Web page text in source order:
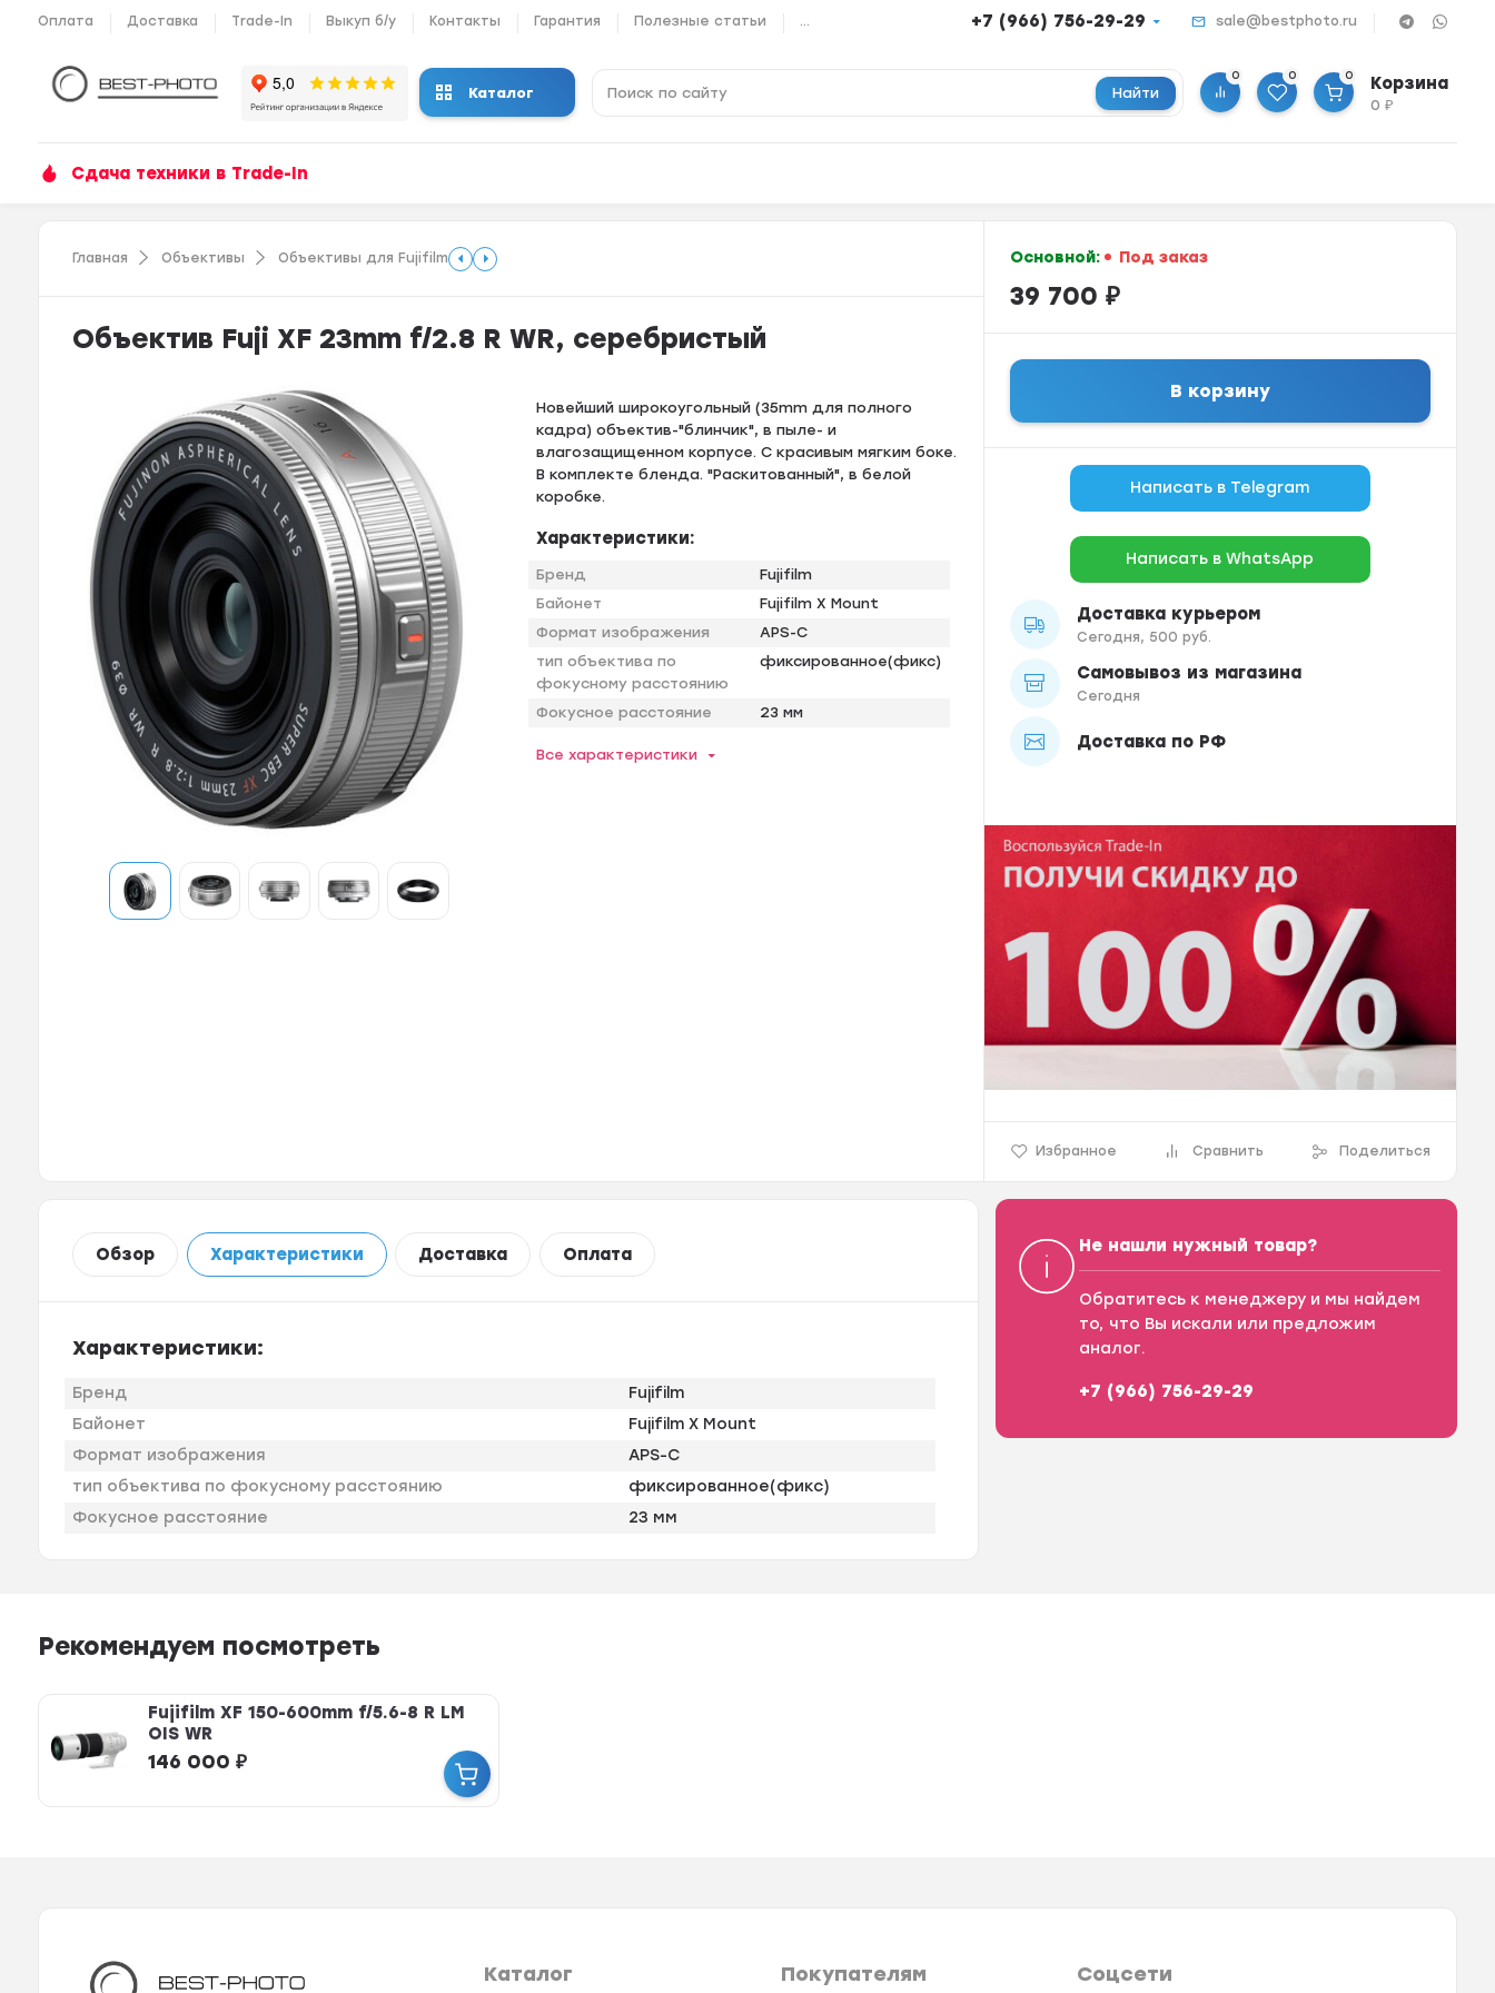
Оплата Доставка Trade-In Выкуп б/у Контакты Гарантия Полезные статьи ... +7 (966) 756-29-29 sale@bestphoto.ru
Каталог Найти
0 0 0 Корзина
0₽
Сдача техники в Trade-In
Главная Объективы Объективы для Fujifilm
Объектив Fuji XF 23mm f/2.8 R WR, серебристый
Новейший широкоугольный (35mm для полного
кадра) объектив-"блинчик", в пыле- и
влагозащищенном корпусе. С красивым мягким боке.
В комплекте бленда. "Раскитованный", в белой
коробке.
Характеристики:
Бренд
Fujifilm
Байонет
Fujifilm X Mount
Формат изображения
APS-C
тип объектива по
фокусному расстоянию
фиксированное(фикс)
Фокусное расстояние 23 мм
Все характеристики
Основной: Под заказ
39 700 ₽
В корзину
Написать в Telegram
Написать в WhatsApp
Доставка курьером
Сегодня, 500 руб.
Самовывоз из магазина
Сегодня
Доставка по РФ
Избранное Сравнить Поделиться
Обзор Характеристики Доставка Оплата
Характеристики:
Бренд
Fujifilm
Байонет
Fujifilm X Mount
Формат изображения
APS-C
тип объектива по фокусному расстоянию
фиксированное(фикс)
Фокусное расстояние
23 мм
Не нашли нужный товар?
Обратитесь к менеджеру и мы найдем
то, что Вы искали или предложим
аналог.
+7 (966) 756-29-29
Рекомендуем посмотреть
Fujifilm XF 150-600mm f/5.6-8 R LM
OIS WR
146 000 ₽
Каталог Покупателям Соцсети